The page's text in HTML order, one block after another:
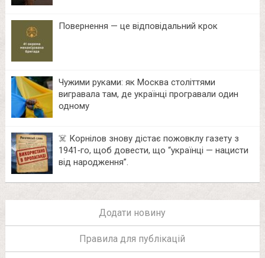
Повернення — це відповідальний крок
Чужими руками: як Москва століттями
вигравала там, де українці програвали один
одному
☠️ Корнілов знову дістає пожовклу газету з
1941‑го, щоб довести, що “українці — нацисти
від народження”.
Додати новину
Правила для публікацій